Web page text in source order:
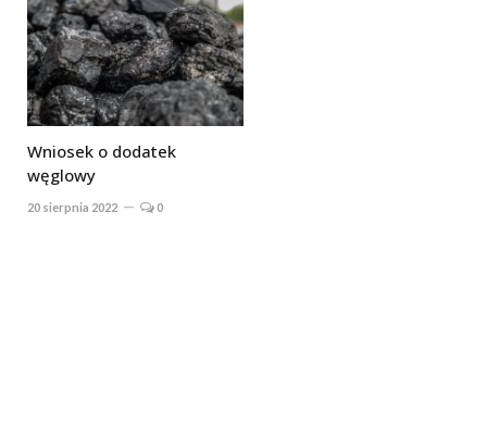
Wniosek o dodatek
węglowy
20 sierpnia 2022 0